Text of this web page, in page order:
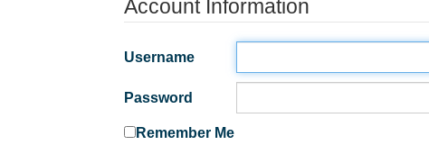
Account Information
Username
Password
Remember Me